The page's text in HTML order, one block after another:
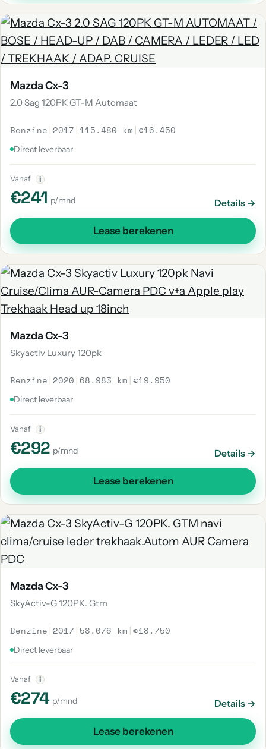
Mazda Cx-3
2.0 Sag 120PK GT-M Automaat
Benzine | 2017 | 115.480 km |€16.450
Direct leverbaar
Vanaf i
€241 p/mnd Details →
Lease berekenen
Mazda Cx-3
Skyactiv Luxury 120pk
Benzine | 2020 | 68.983 km |€19.950
Direct leverbaar
Vanaf i
€292 p/mnd Details →
Lease berekenen
Mazda Cx-3
SkyActiv-G 120PK. Gtm
Benzine | 2017 | 58.076 km |€18.750
Direct leverbaar
Vanaf i
€274 p/mnd Details →
Lease berekenen